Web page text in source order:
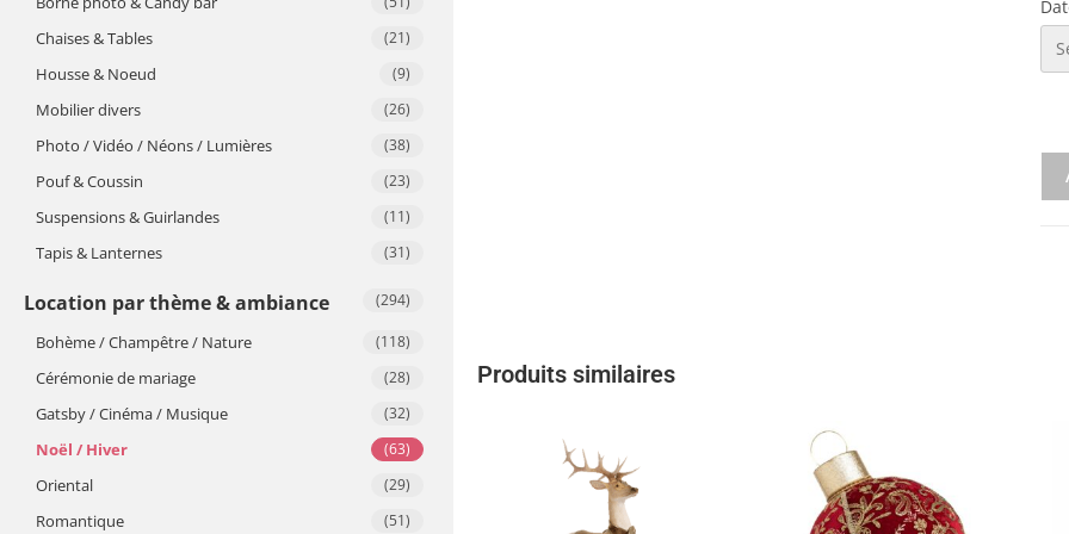
Chaises & Tables (21)
Housse & Noeud (9)
Mobilier divers (26)
Photo / Vidéo / Néons / Lumières (38)
Pouf & Coussin (23)
Suspensions & Guirlandes (11)
Tapis & Lanternes (31)
Location par thème & ambiance (294)
Bohème / Champêtre / Nature (118)
Cérémonie de mariage (28)
Gatsby / Cinéma / Musique (32)
Noël / Hiver (63)
Oriental (29)
Romantique (51)
Produits similaires